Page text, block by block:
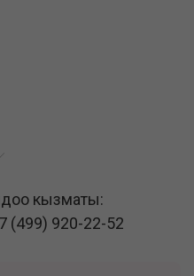
кызматы:
(499) 920-22-52